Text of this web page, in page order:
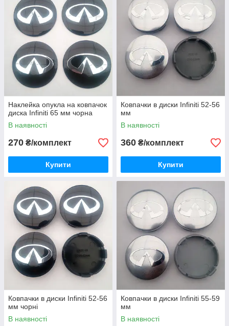
Наклейка опукла на ковпачок
диска Infiniti 65 мм чорна
В наявності
270 ₴/комплект
Купити
Ковпачки в диски Infiniti 52-56
мм
В наявності
360 ₴/комплект
Купити
Ковпачки в диски Infiniti 52-56
мм чорні
В наявності
Ковпачки в диски Infiniti 55-59
мм
В наявності